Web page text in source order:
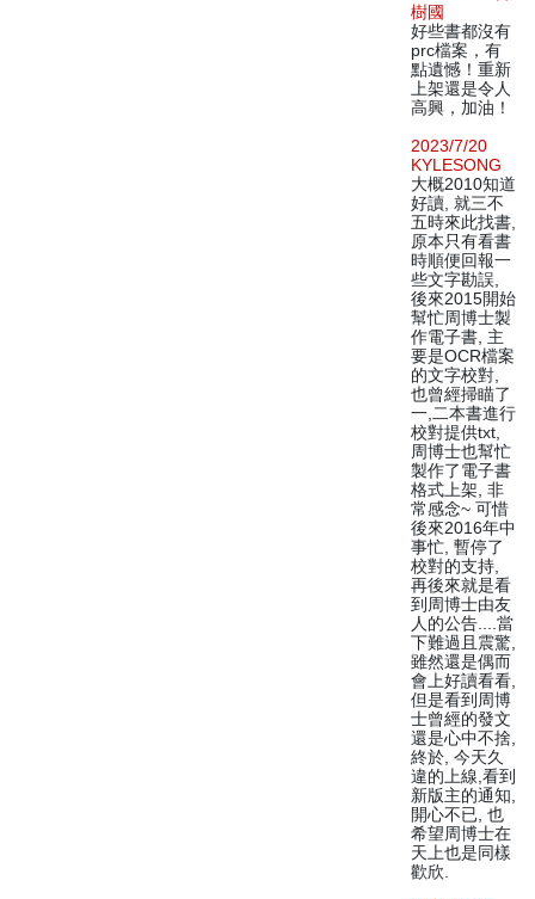
樹國
好些書都沒有
prc檔案，有
點遺憾！重新
上架還是令人
高興，加油！
2023/7/20
KYLESONG
大概2010知道
好讀, 就三不
五時來此找書,
原本只有看書
時順便回報一
些文字勘誤,
後來2015開始
幫忙周博士製
作電子書, 主
要是OCR檔案
的文字校對,
也曾經掃瞄了
一,二本書進行
校對提供txt,
周博士也幫忙
製作了電子書
格式上架, 非
常感念~ 可惜
後來2016年中
事忙, 暫停了
校對的支持,
再後來就是看
到周博士由友
人的公告....當
下難過且震驚,
雖然還是偶而
會上好讀看看,
但是看到周博
士曾經的發文
還是心中不捨,
終於, 今天久
違的上線,看到
新版主的通知,
開心不已, 也
希望周博士在
天上也是同樣
歡欣.